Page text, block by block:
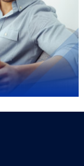
de Asistencia